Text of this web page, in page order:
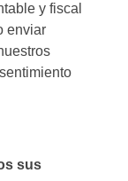
y fiscal
enviar
sus